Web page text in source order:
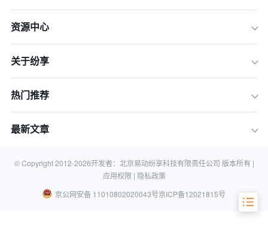
结语：让技术回归业务本质
资源中心
关于纷享
热门推荐
最新文章
© Copyright 2012-2026开发者：北京易动纷享科技有限责任公司 版本所有 |
应用权限 | 隐私政策
京公网安备 11010802020043号京ICP备12021815号